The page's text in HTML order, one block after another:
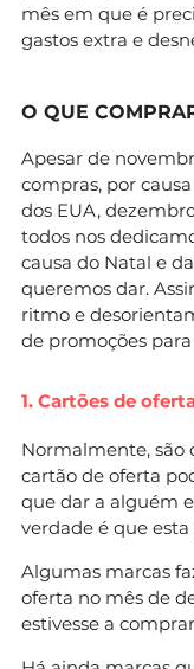
mês em que é
gastos extra e
O QUE
Apesar de
compras, por
dos EUA,
todos nos
causa do Natal e
queremos dar.
ritmo e
de promoções
1. Cartões de
Normalmente, são
cartão de oferta
que dar a alguém
verdade é que
Algumas marcas
oferta no mês de
estivesse a